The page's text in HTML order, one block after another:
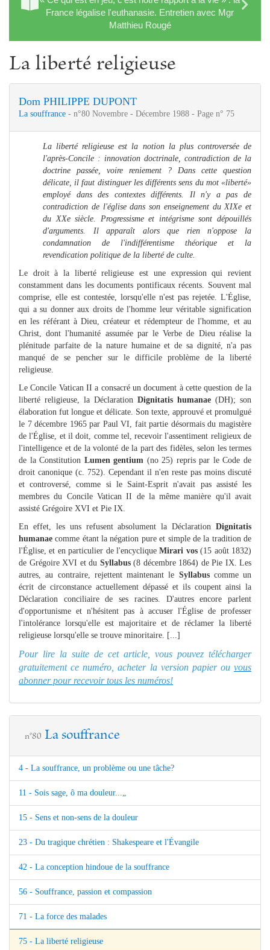
France légalise l'euthanasie. Entretien avec Mgr
Matthieu Rougé
La liberté religieuse
Dom PHILIPPE DUPONT
La souffrance - n°80 Novembre - Décembre 1988 - Page n° 75
La liberté religieuse est la notion la plus controversée de
l'après-Concile : innovation doctrinale, contradiction de la
doctrine passée, voire reniement ? Dans cette question
délicate, il faut distinguer les différents sens du mot «liberté»
employé dans des contextes différents. Il n'y a pas de
contradiction de l'église dans son enseignement du XIXe et
du XXe siècle. Progressisme et intégrisme sont dépouillés
d'arguments. Il apparaît alors que rien n'oppose la
condamnation de l'indifférentisme théorique et la
revendication politique de la liberté de culte.
Le droit à la liberté religieuse est une expression qui revient
constamment dans les documents pontificaux récents. Souvent mal
comprise, elle est contestée, lorsqu'elle n'est pas rejetée. L'Église,
qui a su donner aux droits de l'homme leur véritable signification
en les référant à Dieu, créateur et rédempteur de l'homme, et au
Christ, dont l'humanité assumée par le Verbe de Dieu réalise la
plénitude parfaite de la nature humaine et de sa dignité, n'a pas
manqué de se pencher sur le difficile problème de la liberté
religieuse.
Le Concile Vatican II a consacré un document à cette question de la
liberté religieuse, la Déclaration Dignitatis humanae (DH); son
élaboration fut longue et délicate. Son texte, approuvé et promulgué
le 7 décembre 1965 par Paul VI, fait partie désormais du magistère
de l'Église, et il doit, comme tel, recevoir l'assentiment religieux de
l'intelligence et de la volonté de la part des fidèles, selon les termes
de la Constitution Lumen gentium (no 25) repris par le Code de
droit canonique (c. 752). Cependant il n'en reste pas moins discuté
et controversé, comme si le Saint-Esprit n'avait pas assisté les
membres du Concile Vatican II de la même manière qu'il avait
assisté Grégoire XVI et Pie IX.
En effet, les uns refusent absolument la Déclaration Dignitatis
humanae comme étant la négation pure et simple de la tradition de
l'Église, et en particulier de l'encycliqueMirari vos(15 août 1832)
de Grégoire XVI et du Syllabus(8 décembre 1864) de Pie IX. Les
autres, au contraire, rejettent maintenant le Syllabuscomme un
écrit de circonstance actuellement dépassé et ils coupent ainsi la
Déclaration conciliaire de ses racines. D'autres encore parlent
d'opportunisme et n'hésitent pas à accuser l'Église de professer
l'intolérance lorsqu'elle est majoritaire et de réclamer la liberté
religieuse lorsqu'elle se trouve minoritaire. [...]
Pour lire la suite de cet article, vous pouvez télécharger
gratuitement ce numéro, acheter la version papier ou vous
abonner pour recevoir tous les numéros!
n°80 La souffrance
4 - La souffrance, un problème ou une tâche?
11 - Sois sage, ô ma douleur...„
15 - Sens et non-sens de la douleur
23 - Du tragique chrétien : Shakespeare et l'Évangile
42 - La conception hindoue de la souffrance
56 - Souffrance, passion et compassion
71 - La force des malades
75 - La liberté religieuse